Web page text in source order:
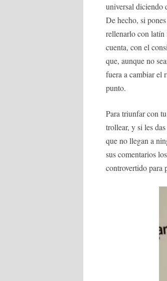
universal diciendo
De hecho, si
rellenarlo con latín
cuenta, con el
que, aunque no
fuera a cambiar el
punto.
Para triunfar con
trollear, y si les
que no llegan a
sus comentarios
controvertido para